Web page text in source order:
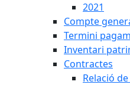
2021
Compte
Termini
Inventari
Contractes
Relació